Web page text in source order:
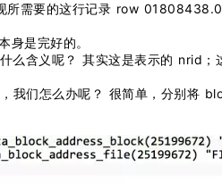
所需要的这行记录 row
是完好的。
含义呢？ 其实这是表示的 nrid；
，我们怎么办呢？ 很简单，分别